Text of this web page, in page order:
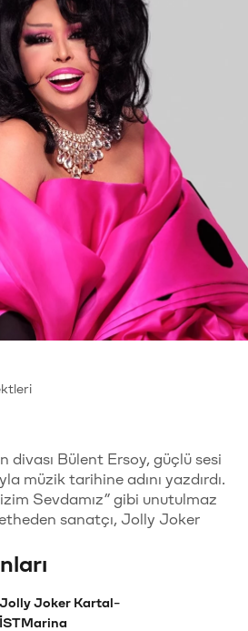
Jolly Joker Vadistanbul
Ulaşım
divası Bülent Ersoy, güçlü sesi
müzik tarihine adını yazdırdı.
Sevdamız” gibi unutulmaz
sanatçı, Jolly Joker
Jolly Joker Kartal-
İSTMarina